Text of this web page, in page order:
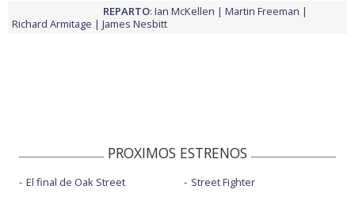
REPARTO: Ian McKellen
Martin Freeman
Richard Armitage
James Nesbitt
PROXIMOS ESTRENOS
El final de Oak Street
Street Fighter